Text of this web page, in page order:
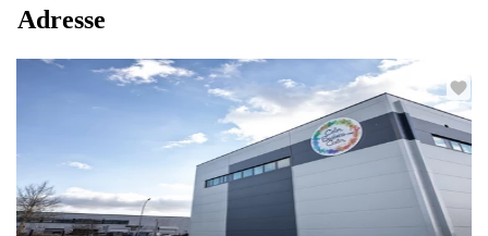
Adresse